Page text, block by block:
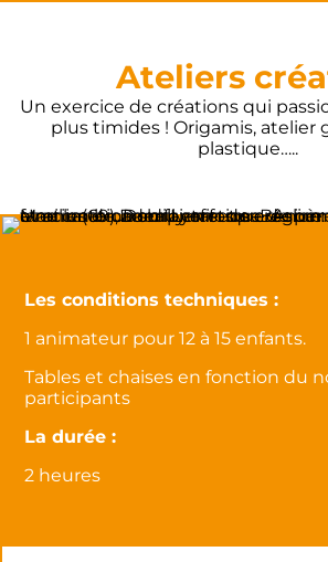
Ateliers
Un exercice de créations qui
plus timides ! Origamis, atelier
plastique…..
Les conditions techniques :
1 animateur pour 12 à 15 enfants.
Tables et chaises en fonction du
participants
La durée :
2 heures